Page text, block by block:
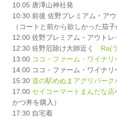
10:05 唐澤山神社発
10:30 前後 佐野プレミアム・ア
（コートと前から欲しかった茄子
12:00 佐野プレミアム・アウトレ
12:30 佐野厄除け大師近く Ra(
13:00 ココ・ファーム・ワイナリ
14:00 ココ・ファーム・ワイナリ
15:30 道の駅めぬまアグリパーク
17:00 セイコーマートまんだな店
かつ丼を購入）
17:30 自宅着